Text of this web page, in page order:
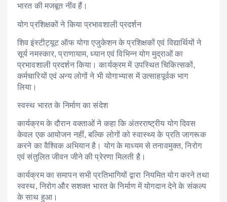
भारत की मजबूत नींव हैं।
योग प्रशिक्षकों ने किया प्रभावशाली प्रदर्शन
शिव इंस्टीट्यूट ऑफ योगा एजुकेशन के प्रशिक्षकों एवं विद्यार्थियों ने
सूर्य नमस्कार, प्राणायाम, ध्यान एवं विभिन्न योग मुद्राओं का
प्रभावशाली प्रदर्शन किया। कार्यक्रम में उपस्थित चिकित्सकों,
कर्मचारियों एवं अन्य लोगों ने भी योगाभ्यास में उत्साहपूर्वक भाग
लिया।
स्वस्थ भारत के निर्माण का संदेश
कार्यक्रम के दौरान वक्ताओं ने कहा कि अंतरराष्ट्रीय योग दिवस
केवल एक आयोजन नहीं, बल्कि लोगों को स्वास्थ्य के प्रति जागरूक
करने का वैश्विक अभियान है। योग के माध्यम से तनावमुक्त, निरोग
एवं संतुलित जीवन जीने की प्रेरणा मिलती है।
कार्यक्रम का समापन सभी प्रतिभागियों द्वारा नियमित योग करने तथा
स्वस्थ, निरोग और सशक्त भारत के निर्माण में योगदान देने के संकल्प
के साथ हुआ।